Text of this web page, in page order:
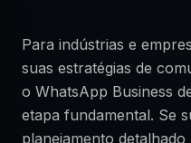
Para indústrias e
suas estratégias de
o WhatsApp Business
etapa fundamental. Se
planejamento